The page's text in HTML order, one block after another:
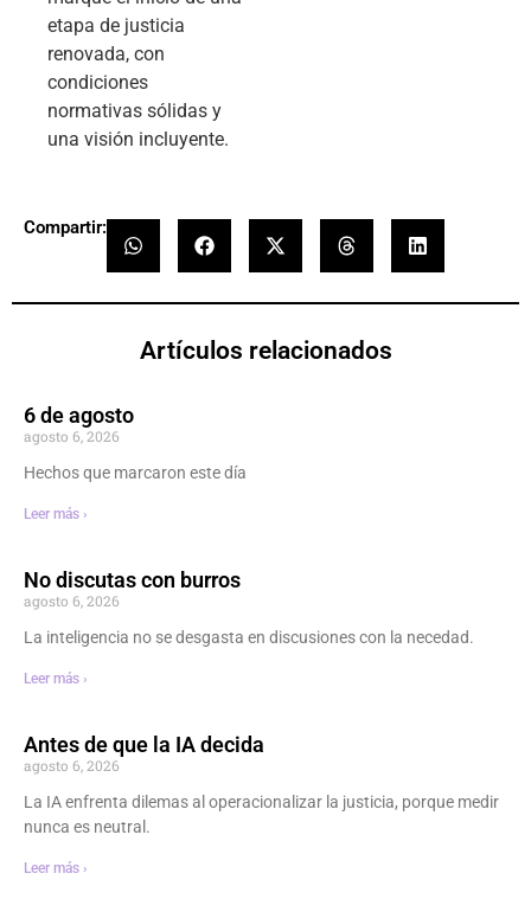
etapa de justicia
renovada, con
condiciones
normativas sólidas y
una visión incluyente.
Compartir:
Artículos relacionados
6 de agosto
agosto 6, 2026
Hechos que marcaron este día
Leer más ›
No discutas con burros
agosto 6, 2026
La inteligencia no se desgasta en discusiones con la necedad.
Leer más ›
Antes de que la IA decida
agosto 6, 2026
La IA enfrenta dilemas al operacionalizar la justicia, porque medir
nunca es neutral.
Leer más ›